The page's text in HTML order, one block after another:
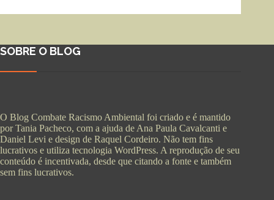
SOBRE O BLOG
O Blog Combate Racismo Ambiental foi criado e é mantido
por Tania Pacheco, com a ajuda de Ana Paula Cavalcanti e
Daniel Levi e design de Raquel Cordeiro. Não tem fins
lucrativos e utiliza tecnologia WordPress. A reprodução de seu
conteúdo é incentivada, desde que citando a fonte e também
sem fins lucrativos.